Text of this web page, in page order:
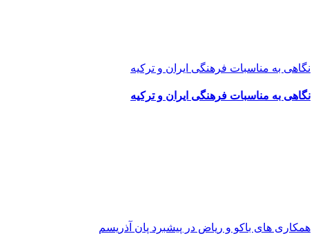
نگاهی به مناسبات فرهنگی ایران و ترکیه
نگاهی به مناسبات فرهنگی ایران و ترکیه
همکاری های باکو و ریاض در پیشبرد پان آذریسم